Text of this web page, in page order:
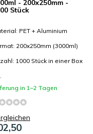
- 200x250mm -
Stück
PET + Aluminium
200x250mm (3000ml)
1000 Stück in einer Box
in 1–2 Tagen